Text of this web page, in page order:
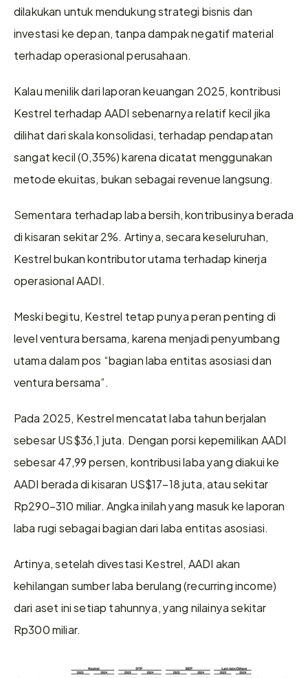
dilakukan untuk mendukung strategi bisnis dan
investasi ke depan, tanpa dampak negatif material
terhadap operasional perusahaan.
Kalau menilik dari laporan keuangan 2025, kontribusi
Kestrel terhadap AADI sebenarnya relatif kecil jika
dilihat dari skala konsolidasi, terhadap pendapatan
sangat kecil (0,35%) karena dicatat menggunakan
metode ekuitas, bukan sebagai revenue langsung.
Sementara terhadap laba bersih, kontribusinya berada
di kisaran sekitar 2%. Artinya, secara keseluruhan,
Kestrel bukan kontributor utama terhadap kinerja
operasional AADI.
Meski begitu, Kestrel tetap punya peran penting di
level ventura bersama, karena menjadi penyumbang
utama dalam pos “bagian laba entitas asosiasi dan
ventura bersama”.
Pada 2025, Kestrel mencatat laba tahun berjalan
sebesar US$36,1 juta. Dengan porsi kepemilikan AADI
sebesar 47,99 persen, kontribusi laba yang diakui ke
AADI berada di kisaran US$17–18 juta, atau sekitar
Rp290–310 miliar. Angka inilah yang masuk ke laporan
laba rugi sebagai bagian dari laba entitas asosiasi.
Artinya, setelah divestasi Kestrel, AADI akan
kehilangan sumber laba berulang (recurring income)
dari aset ini setiap tahunnya, yang nilainya sekitar
Rp300 miliar.